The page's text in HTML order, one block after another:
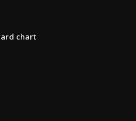
chart